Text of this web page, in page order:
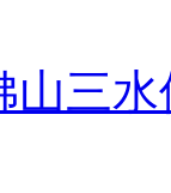
山三